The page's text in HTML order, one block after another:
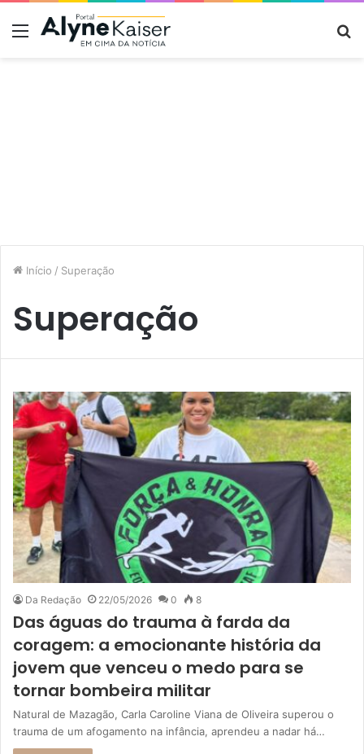
Menu
Início / Superação
Superação
Da Redação 22/05/2026 0 8
Das águas do trauma à farda da
coragem: a emocionante história da
jovem que venceu o medo para se
tornar bombeira militar
Natural de Mazagão, Carla Caroline Viana de Oliveira superou o
trauma de um afogamento na infância, aprendeu a nadar há…